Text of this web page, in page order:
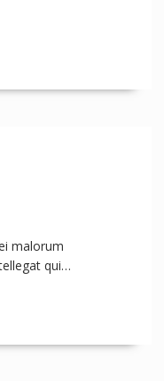
malorum
qui…